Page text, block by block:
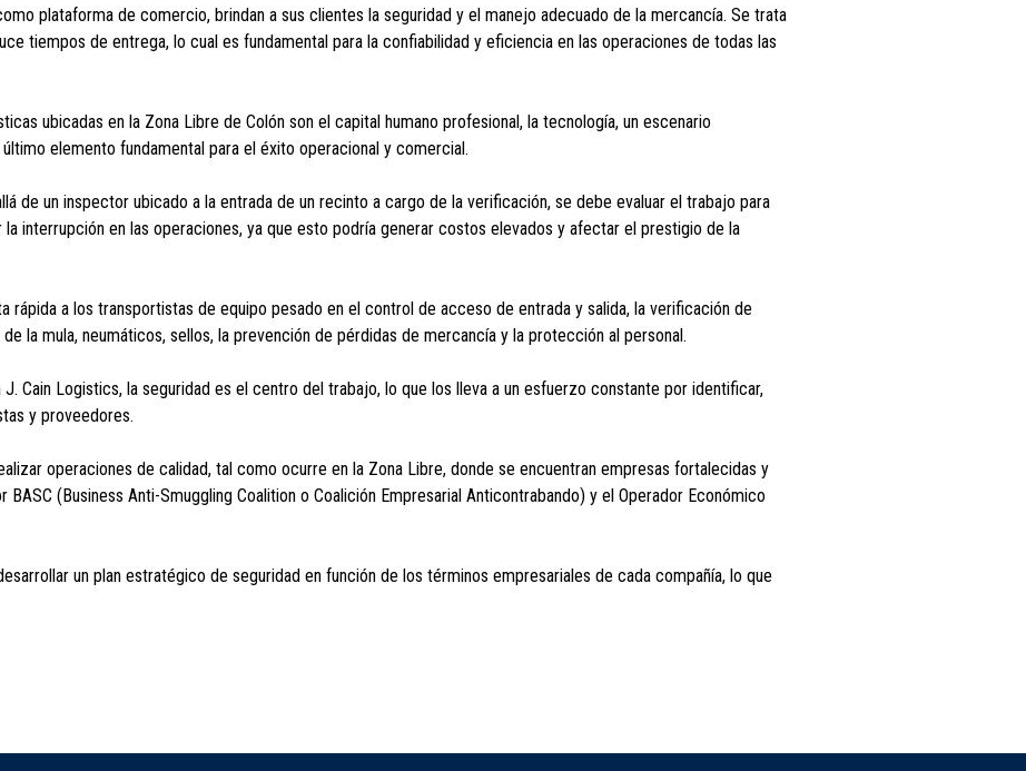
plataforma de comercio, brindan a sus clientes la seguridad y el manejo adecuado de la mercancía. Se trata
tiempos de entrega, lo cual es fundamental para la confiabilidad y eficiencia en las operaciones de todas las
ubicadas en la Zona Libre de Colón son el capital humano profesional, la tecnología, un escenario
elemento fundamental para el éxito operacional y comercial.
de un inspector ubicado a la entrada de un recinto a cargo de la verificación, se debe evaluar el trabajo para
interrupción en las operaciones, ya que esto podría generar costos elevados y afectar el prestigio de la
rápida a los transportistas de equipo pesado en el control de acceso de entrada y salida, la verificación de
la mula, neumáticos, sellos, la prevención de pérdidas de mercancía y la protección al personal.
Cain Logistics, la seguridad es el centro del trabajo, lo que los lleva a un esfuerzo constante por identificar,
y proveedores.
operaciones de calidad, tal como ocurre en la Zona Libre, donde se encuentran empresas fortalecidas y
(Business Anti-Smuggling Coalition o Coalición Empresarial Anticontrabando) y el Operador Económico
un plan estratégico de seguridad en función de los términos empresariales de cada compañía, lo que